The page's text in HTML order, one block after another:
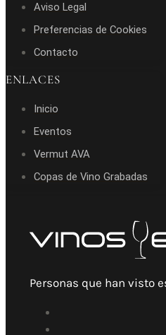
Aviso Legal
Preferencias de Cookies
Contacto
ENLACES
Inicio
Eventos
Vermut AVA
Copas de Vino Grabadas
Personas que han visto